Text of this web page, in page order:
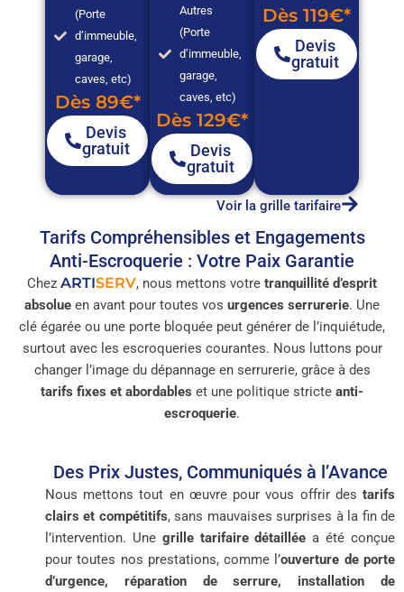
(Porte
d’immeuble,
garage,
caves, etc)
Dès 89€*
Devis
gratuit
Autres
(Porte
d’immeuble,
garage,
caves, etc)
Dès 129€*
Devis
gratuit
Dès 119€*
Devis
gratuit
Voir la grille tarifaire
Tarifs Compréhensibles et Engagements
Anti-Escroquerie : Votre Paix Garantie
Chez ARTISERV, nous mettons votre tranquillité d’esprit
absolue en avant pour toutes vos urgences serrurerie. Une
clé égarée ou une porte bloquée peut générer de l’inquiétude,
surtout avec les escroqueries courantes. Nous luttons pour
changer l’image du dépannage en serrurerie, grâce à des
tarifs fixes et abordables et une politique stricte anti-
escroquerie.
Des Prix Justes, Communiqués à l’Avance
Nous mettons tout en œuvre pour vous offrir des tarifs
clairs et compétitifs, sans mauvaises surprises à la fin de
l’intervention. Une grille tarifaire détaillée a été conçue
pour toutes nos prestations, comme l’ouverture de porte
d’urgence, réparation de serrure, installation de